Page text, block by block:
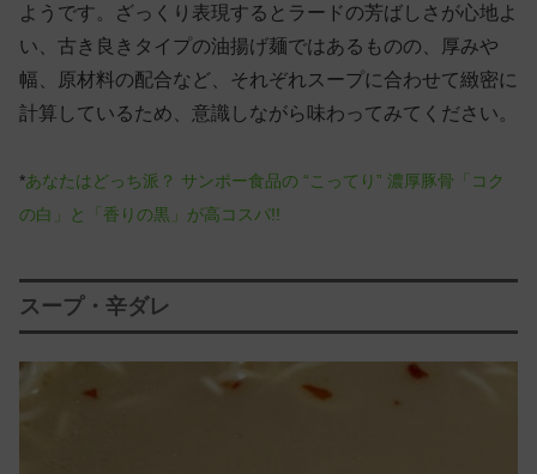
ようです。ざっくり表現するとラードの芳ばしさが心地よ
い、古き良きタイプの油揚げ麺ではあるものの、厚みや
幅、原材料の配合など、それぞれスープに合わせて緻密に
計算しているため、意識しながら味わってみてください。
*あなたはどっち派？ サンポー食品の “こってり” 濃厚豚骨「コク
の白」と「香りの黒」が高コスパ!!
スープ・辛ダレ